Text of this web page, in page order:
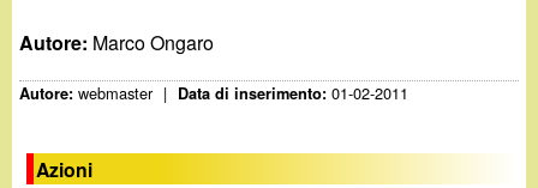
Autore: Marco Ongaro
Autore:webmaster | Data di inserimento:01-02-2011
Azioni